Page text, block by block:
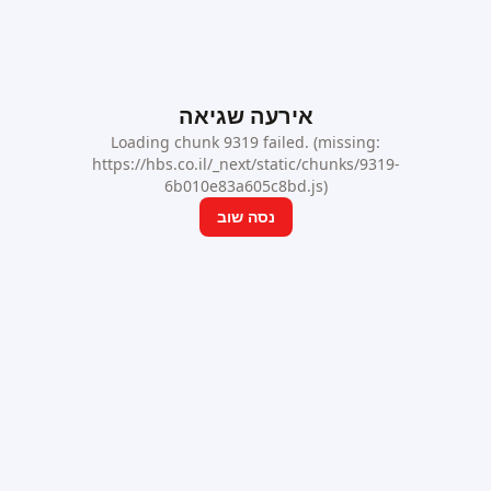
אירעה שגיאה
Loading chunk 9319 failed. (missing:
https://hbs.co.il/_next/static/chunks/9319-
6b010e83a605c8bd.js)